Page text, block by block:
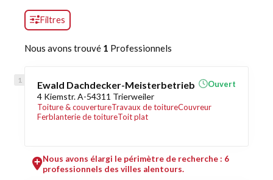
Filtres
Nous avons trouvé 1 Professionnels
Ewald Dachdecker-Meisterbetrieb
4 Kiemstr. A-54311 Trierweiler
Toiture & couvertureTravaux de toitureCouvreur
Ferblanterie de toitureToit plat
Ouvert
Nous avons élargi le périmètre de recherche : 6
professionnels des villes alentours.